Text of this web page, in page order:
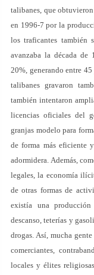
talibanes, que
en 1996-7 por la
los traficantes también
avanzaba la década de
20%, generando entre
talibanes gravaron
también intentaron
licencias oficiales del
granjas modelo para
de forma más eficiente
adormidera. Además,
legales, la economía
de otras formas de
existía una
descanso, teterías y
drogas. Así, mucha
comerciantes,
locales y élites